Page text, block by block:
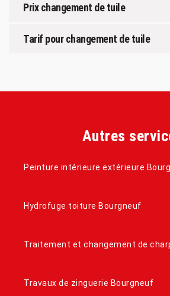
Prix changement de tuile
Tarif pour changement de tuile
Autres
Peinture intérieure extérieure
Hydrofuge toiture Bourgneuf
Traitement et changement de
Travaux de zinguerie Bourgneuf